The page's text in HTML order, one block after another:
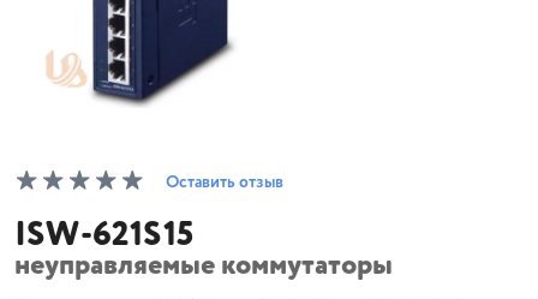
Оставить отзыв
ISW-621S15
неуправляемые коммутаторы